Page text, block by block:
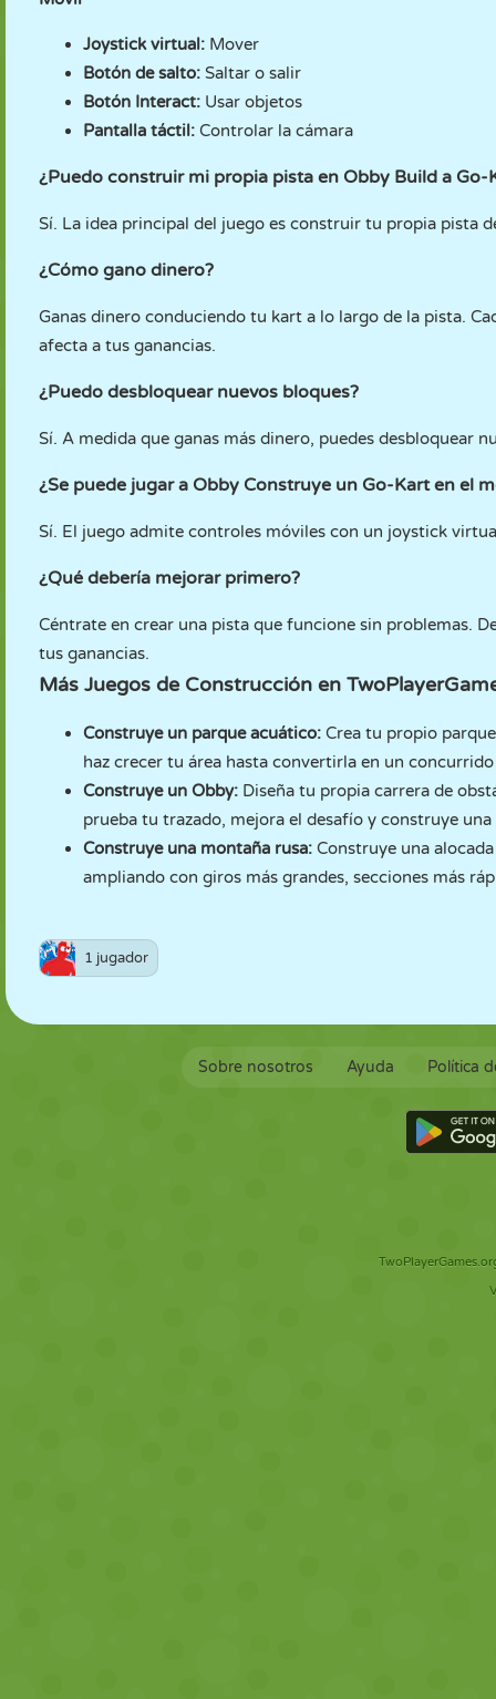
Joystick virtual: Mover
Botón de salto: Saltar o salir
Botón Interact: Usar objetos
Pantalla táctil: Controlar la cámara
¿Puedo construir mi propia pista en Obby Build a Go-
Sí. La idea principal del juego es construir tu propia pista
¿Cómo gano dinero?
Ganas dinero conduciendo tu kart a lo largo de la pista.
afecta a tus ganancias.
¿Puedo desbloquear nuevos bloques?
Sí. A medida que ganas más dinero, puedes desbloquear
¿Se puede jugar a Obby Construye un Go-Kart en el
Sí. El juego admite controles móviles con un joystick
¿Qué debería mejorar primero?
Céntrate en crear una pista que funcione sin problemas.
tus ganancias.
Más Juegos de Construcción en
Construye un parque acuático: Crea tu propio
haz crecer tu área hasta convertirla en un
Construye un Obby: Diseña tu propia carrera de
prueba tu trazado, mejora el desafío y construye
Construye una montaña rusa: Construye una
ampliando con giros más grandes, secciones más
1 jugador
Sobre nosotros Ayuda Política